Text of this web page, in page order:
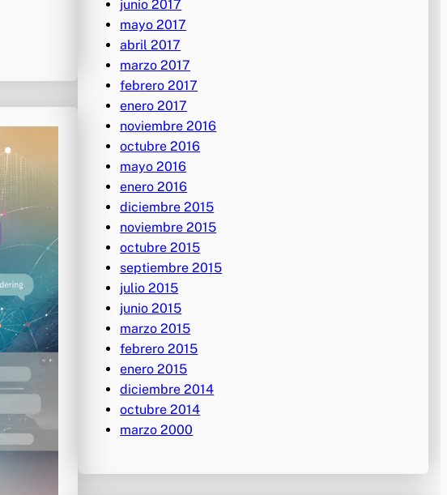
junio 2017
mayo 2017
abril 2017
marzo 2017
febrero 2017
enero 2017
noviembre 2016
octubre 2016
mayo 2016
enero 2016
diciembre 2015
noviembre 2015
octubre 2015
septiembre 2015
julio 2015
junio 2015
marzo 2015
febrero 2015
enero 2015
diciembre 2014
octubre 2014
marzo 2000